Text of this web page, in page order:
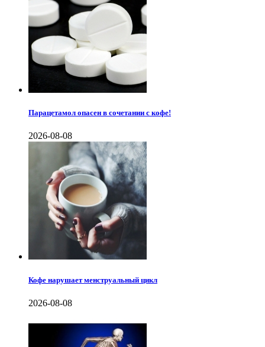
Парацетамол опасен в сочетании с кофе!
2026-08-08
Кофе нарушает менструальный цикл
2026-08-08